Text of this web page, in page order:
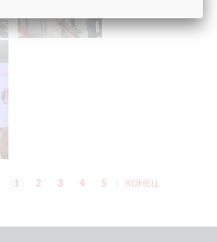
1 2 3 4 5 КОНЕЦ